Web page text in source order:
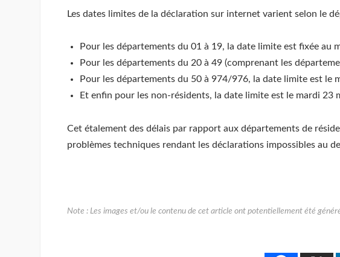
Les dates limites de la déclaration sur internet varient selon le
Pour les départements du 01 à 19, la date limite est fixée au
Pour les départements du 20 à 49 (comprenant les
Pour les départements du 50 à 974/976, la date limite est le
Et enfin pour les non-résidents, la date limite est le mardi 23
Cet étalement des délais par rapport aux départements de
problèmes techniques rendant les déclarations impossibles au